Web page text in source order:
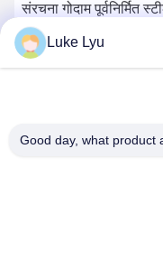
संरचना गोदाम पूर्वनिर्मित
पोर्टल फ्रेम गोदाम
सबसे अच्छी कीमत
Luke Lyu
Good day, what product